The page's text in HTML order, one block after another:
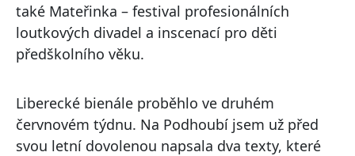
také Mateřinka – festival profesionálních
loutkových divadel a inscenací pro děti
předškolního věku.
Liberecké bienále proběhlo ve druhém
červnovém týdnu. Na Podhoubí jsem už před
svou letní dovolenou napsala dva texty, které